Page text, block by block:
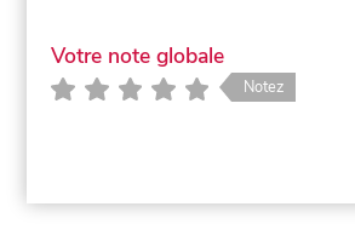
Votre note globale
Notez